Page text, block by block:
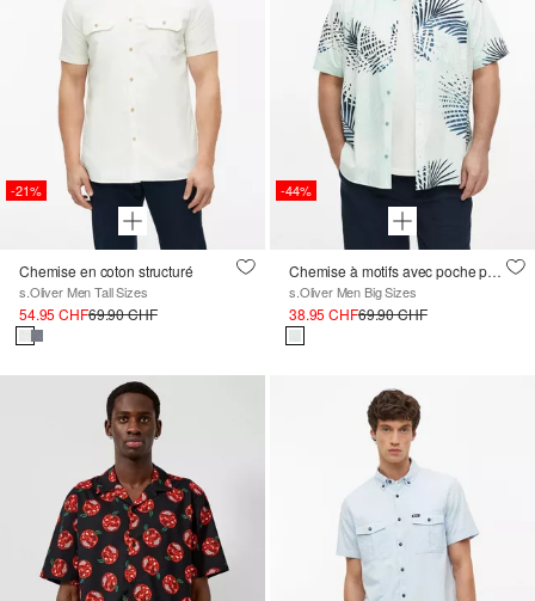
-21%
Chemise en coton structuré
s.Oliver Men Tall Sizes
54.95 CHF69.90 CHF
-44%
Chemise à motifs avec poche poitrine
s.Oliver Men Big Sizes
38.95 CHF69.90 CHF